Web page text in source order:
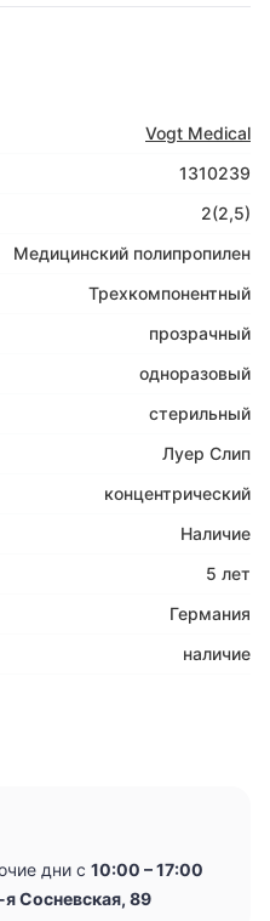
Vogt Medical
1310239
2(2,5)
Медицинский полипропилен
Трехкомпонентный
прозрачный
одноразовый
стерильный
Луер Слип
концентрический
Наличие
5 лет
Германия
наличие
дни с 10:00 – 17:00
я Сосневская, 89